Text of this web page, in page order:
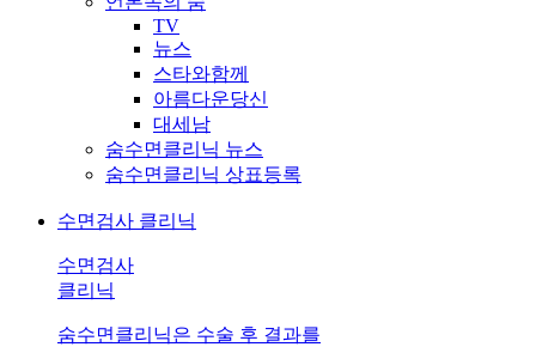
TV
뉴스
스타와함께
아름다운당신
대세남
숨수면클리닉 뉴스
숨수면클리닉 상표등록
수면검사 클리닉
수면검사
클리닉
숨수면클리닉은 수술 후 결과를